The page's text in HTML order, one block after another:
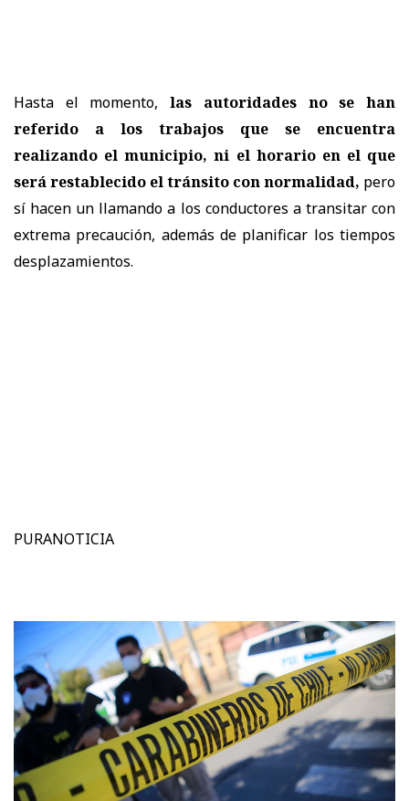
Hasta el momento,las autoridades no se han
referido a los trabajos que se encuentra
realizando el municipio, ni el horario en el que
será restablecido el tránsito con normalidad, pero
sí hacen un llamando a los conductores a transitar con
extrema precaución, además de planificar los tiempos
desplazamientos.
PURANOTICIA